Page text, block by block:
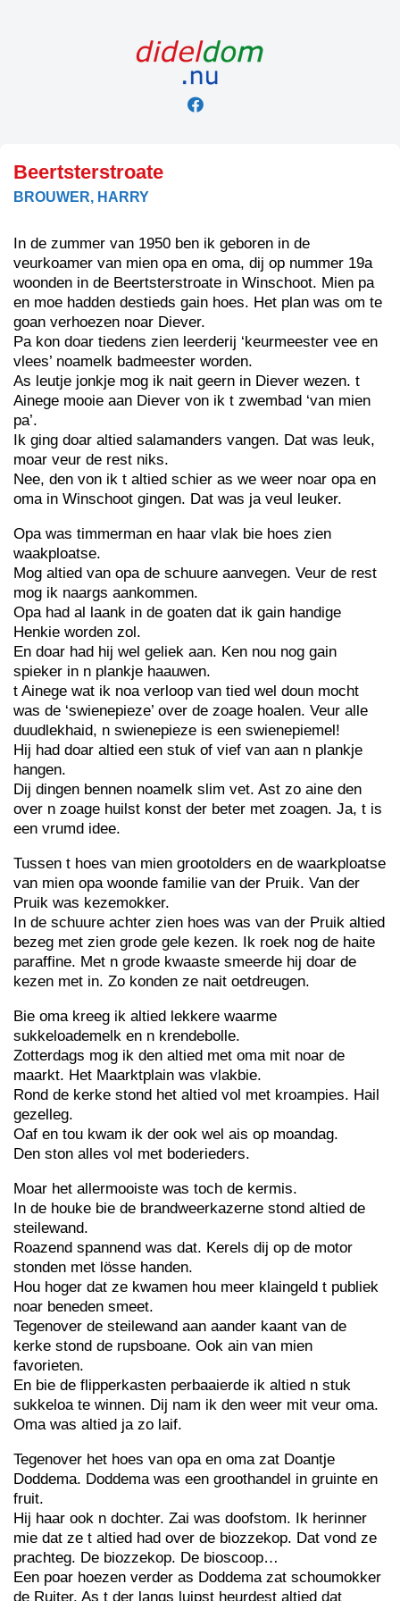
Beertsterstroate
BROUWER, HARRY
In de zummer van 1950 ben ik geboren in de
veurkoamer van mien opa en oma, dij op nummer 19a
woonden in de Beertsterstroate in Winschoot. Mien pa
en moe hadden destieds gain hoes. Het plan was om te
goan verhoezen noar Diever.
Pa kon doar tiedens zien leerderij ‘keurmeester vee en
vlees’ noamelk badmeester worden.
As leutje jonkje mog ik nait geern in Diever wezen. t
Ainege mooie aan Diever von ik t zwembad ‘van mien
pa’.
Ik ging doar altied salamanders vangen. Dat was leuk,
moar veur de rest niks.
Nee, den von ik t altied schier as we weer noar opa en
oma in Winschoot gingen. Dat was ja veul leuker.
Opa was timmerman en haar vlak bie hoes zien
waakploatse.
Mog altied van opa de schuure aanvegen. Veur de rest
mog ik naargs aankommen.
Opa had al laank in de goaten dat ik gain handige
Henkie worden zol.
En doar had hij wel geliek aan. Ken nou nog gain
spieker in n plankje haauwen.
t Ainege wat ik noa verloop van tied wel doun mocht
was de ‘swienepieze’ over de zoage hoalen. Veur alle
duudlekhaid, n swienepieze is een swienepiemel!
Hij had doar altied een stuk of vief van aan n plankje
hangen.
Dij dingen bennen noamelk slim vet. Ast zo aine den
over n zoage huilst konst der beter met zoagen. Ja, t is
een vrumd idee.
Tussen t hoes van mien grootolders en de waarkploatse
van mien opa woonde familie van der Pruik. Van der
Pruik was kezemokker.
In de schuure achter zien hoes was van der Pruik altied
bezeg met zien grode gele kezen. Ik roek nog de haite
paraffine. Met n grode kwaaste smeerde hij doar de
kezen met in. Zo konden ze nait oetdreugen.
Bie oma kreeg ik altied lekkere waarme
sukkeloademelk en n krendebolle.
Zotterdags mog ik den altied met oma mit noar de
maarkt. Het Maarktplain was vlakbie.
Rond de kerke stond het altied vol met kroampies. Hail
gezelleg.
Oaf en tou kwam ik der ook wel ais op moandag.
Den ston alles vol met boderieders.
Moar het allermooiste was toch de kermis.
In de houke bie de brandweerkazerne stond altied de
steilewand.
Roazend spannend was dat. Kerels dij op de motor
stonden met lösse handen.
Hou hoger dat ze kwamen hou meer klaingeld t publiek
noar beneden smeet.
Tegenover de steilewand aan aander kaant van de
kerke stond de rupsboane. Ook ain van mien
favorieten.
En bie de flipperkasten perbaaierde ik altied n stuk
sukkeloa te winnen. Dij nam ik den weer mit veur oma.
Oma was altied ja zo laif.
Tegenover het hoes van opa en oma zat Doantje
Doddema. Doddema was een groothandel in gruinte en
fruit.
Hij haar ook n dochter. Zai was doofstom. Ik herinner
mie dat ze t altied had over de biozzekop. Dat vond ze
prachteg. De biozzekop. De bioscoop…
Een poar hoezen verder as Doddema zat schoumokker
de Ruiter. As t der langs luipst heurdest altied dat